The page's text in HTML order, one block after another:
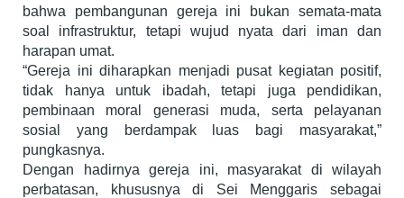
bahwa pembangunan gereja ini bukan semata-mata
soal infrastruktur, tetapi wujud nyata dari iman dan
harapan umat.
“Gereja ini diharapkan menjadi pusat kegiatan positif,
tidak hanya untuk ibadah, tetapi juga pendidikan,
pembinaan moral generasi muda, serta pelayanan
sosial yang berdampak luas bagi masyarakat,”
pungkasnya.
Dengan hadirnya gereja ini, masyarakat di wilayah
perbatasan, khususnya di Sei Menggaris sebagai